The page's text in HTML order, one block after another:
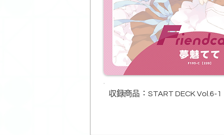
収録商品​： START DECK Vol.6-1